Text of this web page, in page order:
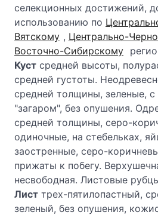
селекционных достижений,
использованию по
Вятскому , Центрально-
Восточно-Сибирскому
Куст средней высоты,
средней густоты.
средней толщины, зеленые,
"загаром", без опушения.
средней толщины, серо-
одиночные, на стебельках,
заостренные, серо-
прижаты к побегу.
несвободная. Листовые
Лист трех-пятилопастный,
зеленый, без опушения,